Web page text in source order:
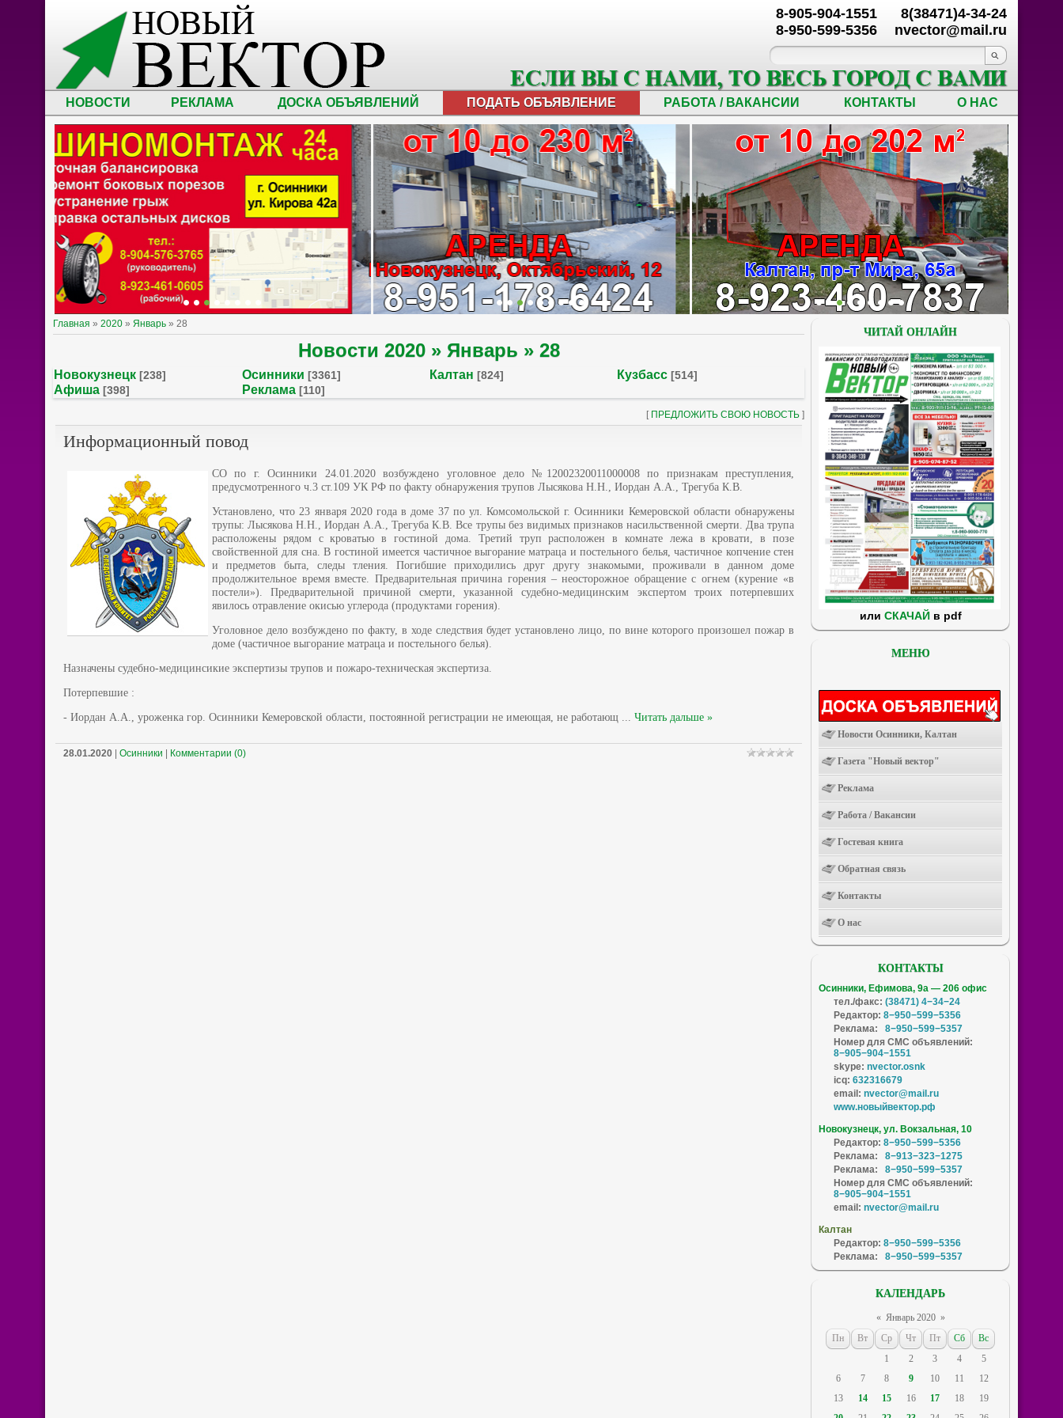
8(38471)4-34-24
nvector@mail.ru
8-905-904-1551
8-950-599-5356
НОВОСТИ РЕКЛАМА ДОСКА ОБЪЯВЛЕНИЙ ПОДАТЬ ОБЪЯВЛЕНИЕ РАБОТА / ВАКАНСИИ КОНТАКТЫ О НАС
Главная » 2020 » Январь » 28
Новости 2020 » Январь » 28
Новокузнецк [238] Осинники [3361] Калтан [824] Кузбасс [514]
Афиша [398] Реклама [110]
[ ПРЕДЛОЖИТЬ СВОЮ НОВОСТЬ ]
Информационный повод
СО по г. Осинники 24.01.2020 возбуждено уголовное дело №12002320011000008 по признакам преступления,
предусмотренного ч.3 ст.109 УК РФ по факту обнаружения трупов Лысякова Н.Н., Иордан А.А., Трегуба К.В.
Установлено, что 23 января 2020 года в доме 37 по ул. Комсомольской г. Осинники Кемеровской области обнаружены
трупы: Лысякова Н.Н., Иордан А.А., Трегуба К.В. Все трупы без видимых признаков насильственной смерти. Два трупа
расположены рядом с кроватью в гостиной дома. Третий труп расположен в комнате лежа в кровати, в позе
свойственной для сна. В гостиной имеется частичное выгорание матраца и постельного белья, частичное копчение стен
и предметов быта, следы тления. Погибшие приходились друг другу знакомыми, проживали в данном доме
продолжительное время вместе. Предварительная причина горения – неосторожное обращение с огнем (курение «в
постели»). Предварительной причиной смерти, указанной судебно-медицинским экспертом троих потерпевших
явилось отравление окисью углерода (продуктами горения).
Уголовное дело возбуждено по факту, в ходе следствия будет установлено лицо, по вине которого произошел пожар в
доме (частичное выгорание матраца и постельного белья).
Назначены судебно-медицинсикие экспертизы трупов и пожаро-техническая экспертиза.
Потерпевшие :
- Иордан А.А., уроженка гор. Осинники Кемеровской области, постоянной регистрации не имеющая, не работающ ... Читать дальше »
28.01.2020 Осинники Комментарии (0)
ЧИТАЙ ОНЛАЙН
или СКАЧАЙв pdf
МЕНЮ
Новости Осинники, Калтан
Газета "Новый вектор"
Реклама
Работа / Вакансии
Гостевая книга
Обратная связь
Контакты
О нас
КОНТАКТЫ
Осинники, Ефимова, 9а — 206 офис
тел./факс: (38471) 4−34−24
Редактор: 8−950−599−5356
Реклама:
8−950−599−5357
Номер для СМС объявлений:
8−905−904−1551
skype: nvector.osnk
icq: 632316679
email: nvector@mail.ru
www.новыйвектор.рф
Новокузнецк, ул. Вокзальная, 10
Редактор: 8−950−599−5356
Реклама:
8−913−323−1275
Реклама:
8−950−599−5357
Номер для СМС объявлений:
8−905−904−1551
email: nvector@mail.ru
Калтан
Редактор: 8−950−599−5356
Реклама:
8−950−599−5357
КАЛЕНДАРЬ
« Январь 2020 »
Пн
Вт Ср Чт Пт Сб
Вс
1
2 3 4
5
6
7 8 9 10 11
12
13
14 15 16 17 18
19